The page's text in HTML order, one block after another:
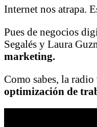
Internet nos atrapa.
Pues de negocios
Segalés y Laura
marketing.
Como sabes, la
optimización de